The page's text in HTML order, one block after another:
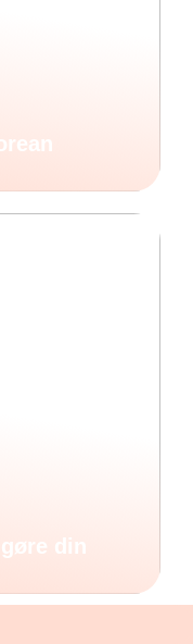
din